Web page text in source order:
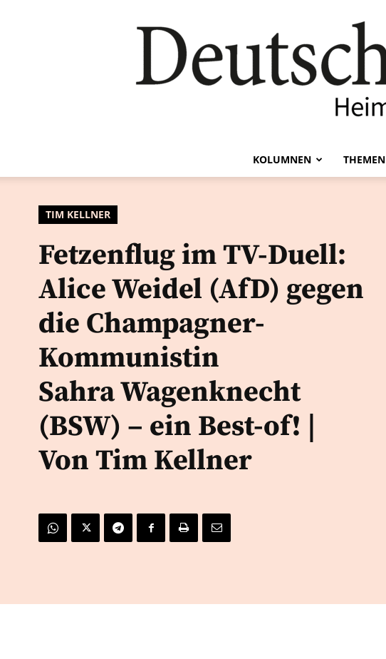
KOLUMNEN THEMEN
TIM KELLNER
Fetzenflug im TV-Duell:
Alice Weidel (AfD) gegen
die Champagner-
Kommunistin
Sahra Wagenknecht
(BSW) – ein Best-of! |
Von Tim Kellner